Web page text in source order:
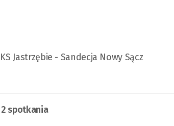
Jastrzębie - Sandecja Nowy Sącz
2 spotkania